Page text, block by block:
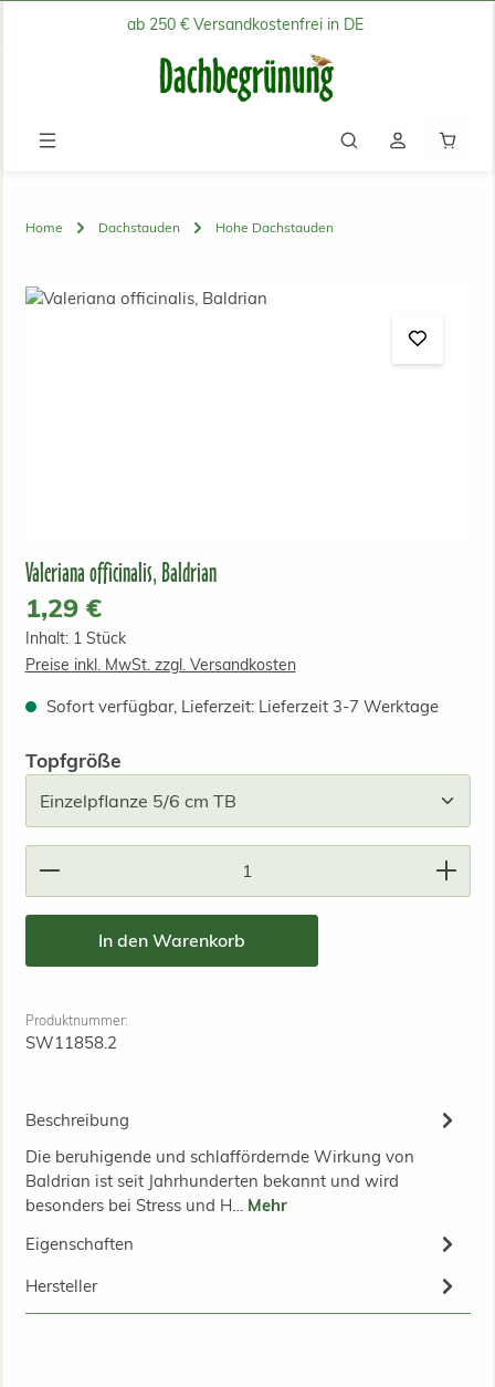
Zum Hauptinhalt springenab 250 € Versandkostenfrei in DE
Home Dachstauden Hohe Dachstauden
Bildergalerie überspringen
Valeriana officinalis, Baldrian
Regulärer Preis:
1,29 €
Inhalt: 1 Stück
Preise inkl. MwSt. zzgl. Versandkosten
Sofort verfügbar, Lieferzeit: Lieferzeit 3-7 Werktage
Topfgrößeauswählen
Produkt Anzahl: Gib den gewünschten Wert ein
In den Warenkorb
Produktnummer:
SW11858.2
Beschreibung
Die beruhigende und schlaffördernde Wirkung von
Baldrian ist seit Jahrhunderten bekannt und wird
besonders bei Stress und H… Mehr
Eigenschaften
Hersteller